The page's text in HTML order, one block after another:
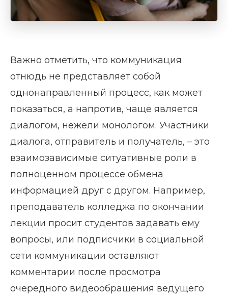
Важно отметить, что коммуникация
отнюдь не представляет собой
однонаправленный процесс, как может
показаться, а напротив, чаще является
диалогом, нежели монологом. Участники
диалога, отправитель и получатель, – это
взаимозависимые ситуативные роли в
полноценном процессе обмена
информацией друг с другом. Например,
преподаватель колледжа по окончании
лекции просит студентов задавать ему
вопросы, или подписчики в социальной
сети коммуникации оставляют
комментарии после просмотра
очередного видеообращения ведущего